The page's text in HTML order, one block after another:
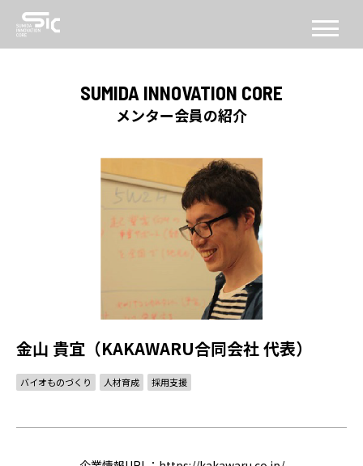
CONCEPT
コンセプト
SICについて
FACILITY
施設
SERVICE
PROGRAM
ACCELERATION
PROGRAM
アクセラレーション
SUMIDA INNOVATION CORE
メンター会員の紹介
金山 貴宜（KAKAWARU合同会社 代表）
バイオものづくり 人材育成 採用支援